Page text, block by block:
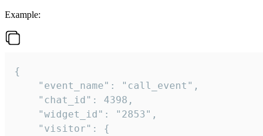
Example:
{
    "event_name": "call_event",
    "chat_id": 4398,
    "widget_id": "2853",
    "visitor": {